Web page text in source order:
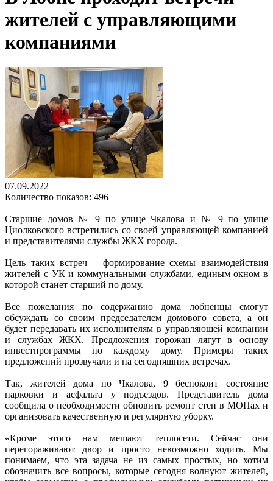
жителей с управляющими
компаниями
07.09.2022
Количество показов: 496
Старшие домов № 9 по улице Чкалова и № 9 по улице
Циолковского встретились со своей управляющей компанией
и представителями службы ЖКХ города.
Цель таких встреч – формирование схемы взаимодействия
жителей с УК и коммунальными службами, единым окном в
которой станет старший по дому.
Все пожелания по содержанию дома лобненцы смогут
обсуждать со своим председателем домового совета, а он
будет передавать их исполнителям в управляющей компании
и службах ЖКХ. Предложения горожан лягут в основу
инвестпрограммы по каждому дому. Примеры таких
предложений прозвучали и на сегодняшних встречах.
Так, жителей дома по Чкалова, 9 беспокоит состояние
парковки и асфальта у подъездов. Представитель дома
сообщила о необходимости обновить ремонт стен в МОПах и
организовать качественную и регулярную уборку.
«Кроме этого нам мешают теплосети. Сейчас они
перегораживают двор и просто невозможно ходить. Мы
понимаем, что эта задача не из самых простых, но хотим
обозначить все вопросы, которые сегодня волнуют жителей,